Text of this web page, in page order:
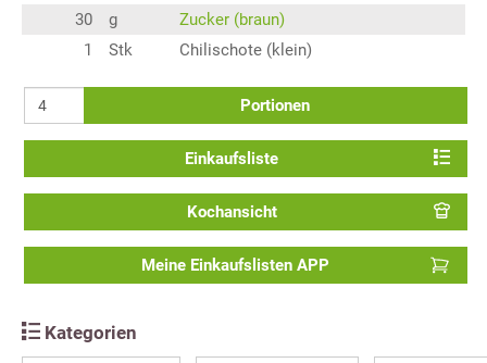
30
g
Zucker (braun)
1
Stk Chilischote (klein)
Portionen
Einkaufsliste
Kochansicht
Meine Einkaufslisten APP
Kategorien